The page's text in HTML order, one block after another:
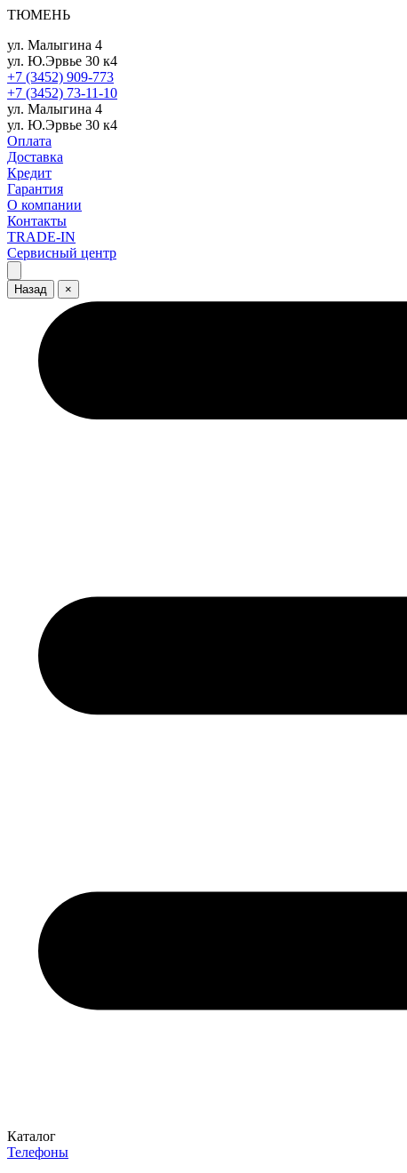
ТЮМЕНЬ
ул. Малыгина 4
ул. Ю.Эрвье 30 к4
+7 (3452) 909-773
+7 (3452) 73-11-10
ул. Малыгина 4
ул. Ю.Эрвье 30 к4
Оплата
Доставка
Кредит
Гарантия
О компании
Контакты
TRADE-IN
Сервисный центр
Назад ×
Каталог
Телефоны